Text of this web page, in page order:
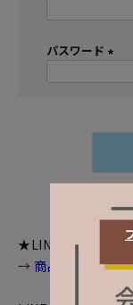
パスワード
★LINEログインを
→ 商品画面等で個